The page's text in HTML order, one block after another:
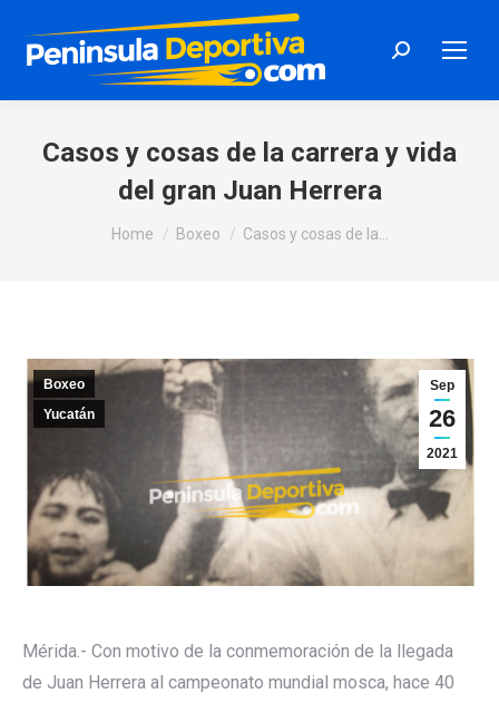
Search:
Casos y cosas de la carrera y vida
del gran Juan Herrera
You are here:
Home Boxeo Casos y cosas de la…
Sep
26
2021
Boxeo
Yucatán
Mérida.- Con motivo de la conmemoración de la llegada
de Juan Herrera al campeonato mundial mosca, hace 40